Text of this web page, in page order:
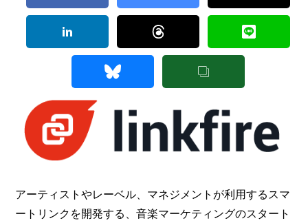
アーティストやレーベル、マネジメントが利用するスマ
ートリンクを開発する、音楽マーケティングのスタート